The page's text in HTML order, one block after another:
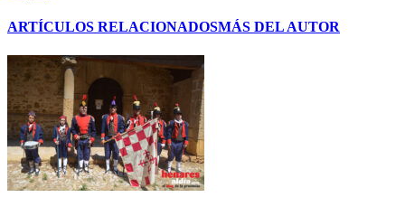
ARTÍCULOS RELACIONADOSMÁS DEL AUTOR